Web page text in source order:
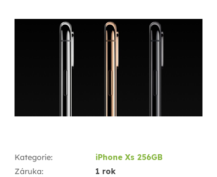
Kategorie:
iPhone Xs 256GB
Záruka:
1 rok